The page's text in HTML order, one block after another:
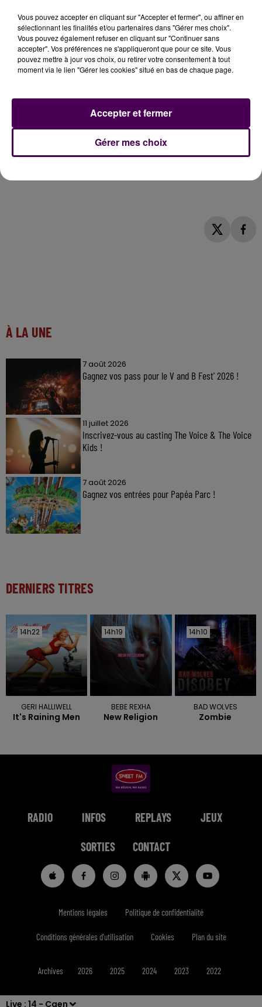
Live : 14 - Caen
À LA UNE
7 août 2026
Gagnez vos pass pour le V and B Fest' 2026 !
11 juillet 2026
Inscrivez-vous au casting The Voice & The Voice
Kids !
7 août 2026
Gagnez vos entrées pour Papéa Parc !
DERNIERS TITRES
14h22
14h22
GERI HALLIWELL
It's Raining Men
14h19
14h19
BEBE REXHA
New Religion
14h10
14h10
BAD WOLVES
Zombie
RADIO INFOS REPLAYS JEUX
SORTIES CONTACT
Mentions légales Politique de confidentialité
Conditions générales d'utilisation Cookies Plan du site
Archives 2026 2025 2024 2023 2022
Vous pouvez accepter en cliquant sur "Accepter et fermer", ou affiner en
sélectionnant les finalités et/ou partenaires dans "Gérer mes choix".
Vous pouvez également refuser en cliquant sur "Continuer sans
accepter". Vos préférences ne s'appliqueront que pour ce site. Vous
pouvez mettre à jour vos choix, ou retirer votre consentement à tout
moment via le lien "Gérer les cookies" situé en bas de chaque page.
Gérer mes choix
Accepter et fermer